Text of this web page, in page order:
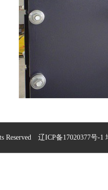
Reserved 辽ICP备17020377号-1